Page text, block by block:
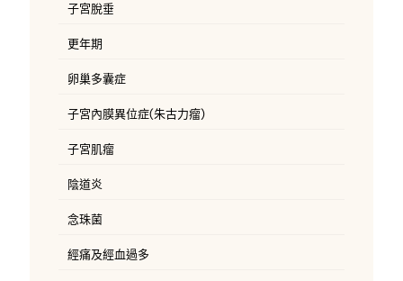
子宮脫垂
更年期
卵巢多囊症
子宮內膜異位症(朱古力瘤)
子宮肌瘤
陰道炎
念珠菌
經痛及經血過多